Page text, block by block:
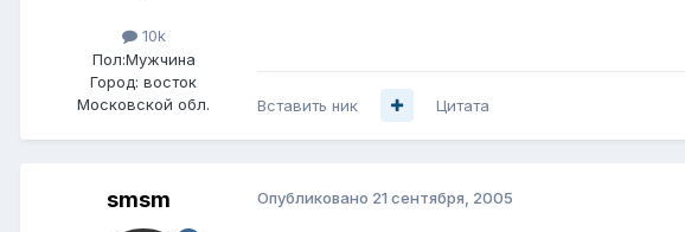
10k
Пол:Мужчина
Город: восток
Московской обл.
Вставить ник Цитата
smsm Опубликовано 21 сентября, 2005